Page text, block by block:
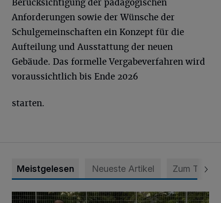
Berücksichtigung der pädagogischen
Anforderungen sowie der Wünsche der
Schulgemeinschaften ein Konzept für die
Aufteilung und Ausstattung der neuen
Gebäude. Das formelle Vergabeverfahren wird
voraussichtlich bis Ende 2026
starten.
Meistgelesen Neueste Artikel Zum Thema
Bolzplatz-Tour: Viele Tore am Kalkumer Feld